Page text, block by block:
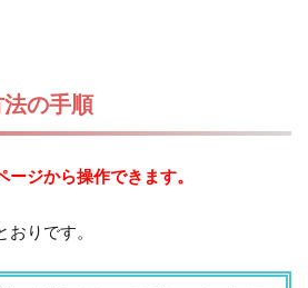
の手順
ジから操作できます。
りです。